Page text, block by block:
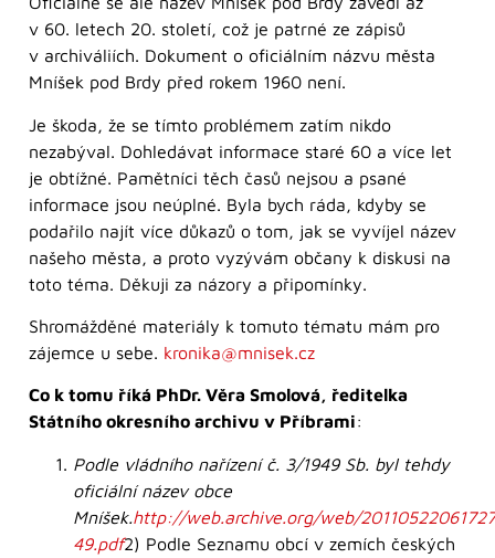
v 60. letech 20. století, což je patrné ze zápisů
v archiváliích. Dokument o oficiálním názvu města
Mníšek pod Brdy před rokem 1960 není.
Je škoda, že se tímto problémem zatím nikdo
nezabýval. Dohledávat informace staré 60 a více let
je obtížné. Pamětníci těch časů nejsou a psané
informace jsou neúplné. Byla bych ráda, kdyby se
podařilo najít více důkazů o tom, jak se vyvíjel název
našeho města, a proto vyzývám občany k diskusi na
toto téma. Děkuji za názory a připomínky.
Shromážděné materiály k tomuto tématu mám pro
zájemce u sebe. kronika@mnisek.cz
Co k tomu říká PhDr. Věra Smolová, ředitelka
Státního okresního archivu v Příbrami:
Podle vládního nařízení č. 3/1949 Sb. byl tehdy
oficiální název obce
Mníšek.http://web.archive.org/web/
49.pdf2) Podle Seznamu obcí v zemích českých